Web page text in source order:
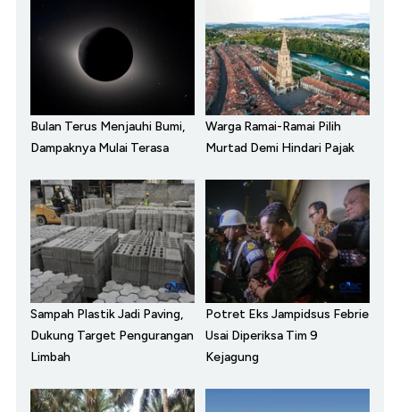
Bulan Terus Menjauhi Bumi,
Dampaknya Mulai Terasa
Warga Ramai-Ramai Pilih
Murtad Demi Hindari Pajak
Sampah Plastik Jadi Paving,
Dukung Target Pengurangan
Limbah
Potret Eks Jampidsus Febrie
Usai Diperiksa Tim 9
Kejagung